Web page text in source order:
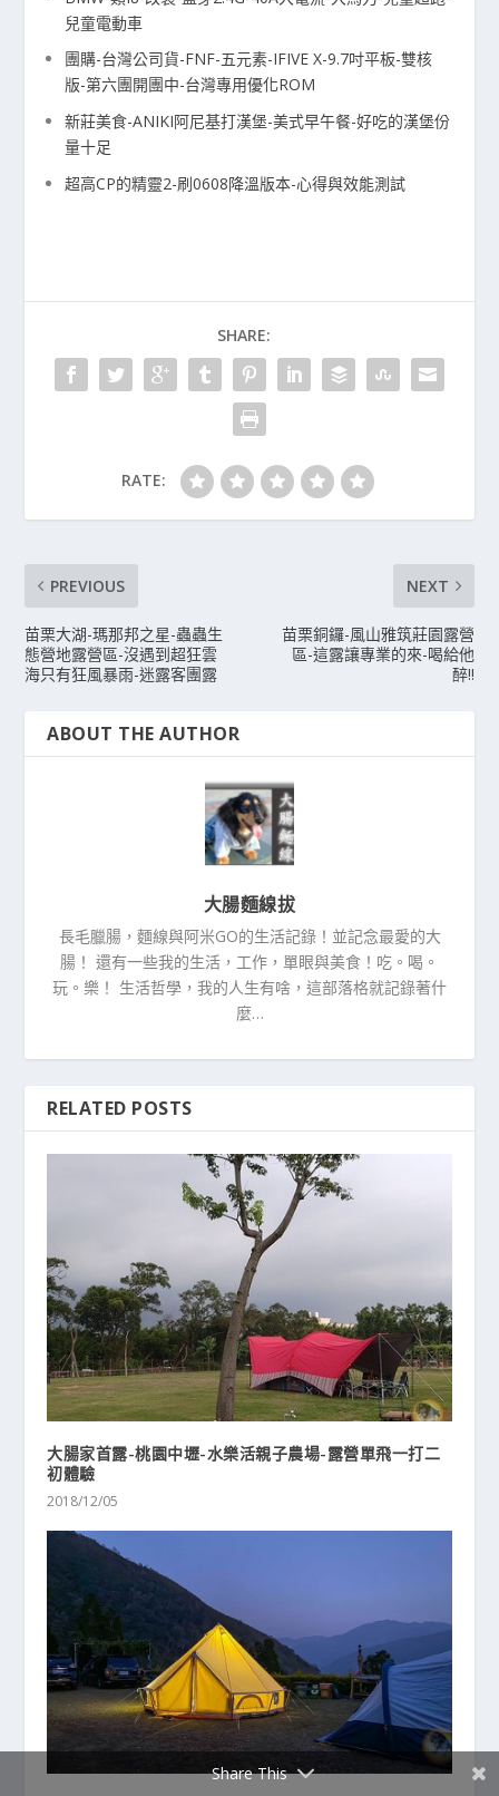
兒童電動車
團購-台灣公司貨-FNF-五元素-IFIVE X-9.7吋平板-雙核
版-第六團開團中-台灣專用優化ROM
新莊美食-ANIKI阿尼基打漢堡-美式早午餐-好吃的漢堡份
量十足
超高CP的精靈2-刷0608降溫版本-心得與效能測試
SHARE:
RATE:
PREVIOUS
苗栗大湖-瑪那邦之星-蟲蟲生
態營地露營區-沒遇到超狂雲
海只有狂風暴雨-迷露客團露
NEXT
苗栗銅鑼-風山雅筑莊園露營
區-這露讓專業的來-喝給他
醉!!
ABOUT THE AUTHOR
大腸麵線拔
長毛臘腸，麵線與阿米GO的生活記錄！並記念最愛的大
腸！ 還有一些我的生活，工作，單眼與美食！吃。喝。
玩。樂！ 生活哲學，我的人生有啥，這部落格就記錄著什
麼…
RELATED POSTS
大腸家首露-桃園中壢-水樂活親子農場-露營單飛一打二
初體驗
2018/12/05
Share This